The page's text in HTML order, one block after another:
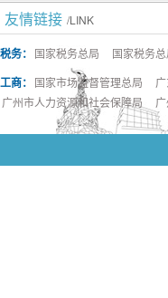
友情链接 /LINK
税务： 国家税务总局 国家税务
工商： 国家市场监督管理总局
广州市人力资源和社会保障局